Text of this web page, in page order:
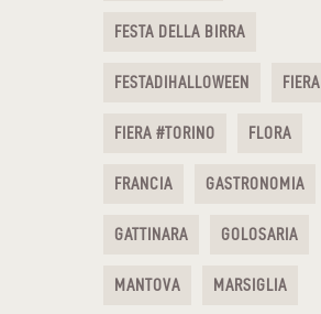
FESTA DELLA BIRRA
FESTADIHALLOWEEN FIERA
FIERA #TORINO FLORA
FRANCIA GASTRONOMIA
GATTINARA GOLOSARIA
MANTOVA MARSIGLIA